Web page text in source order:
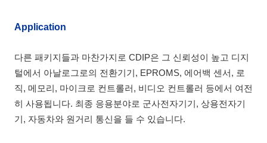
Application
다른 패키지들과 마찬가지로 CDIP은 그 신뢰성이 높고 디지
털에서 아날로그로의 전환기기, EPROMS, 에어백 센서, 로
직, 메모리, 마이크로 컨트롤러, 비디오 컨트롤러 등에서 여전
히 사용됩니다. 최종 응용분야로 군사전자기기, 상용전자기
기, 자동차와 원거리 통신을 들 수 있습니다.